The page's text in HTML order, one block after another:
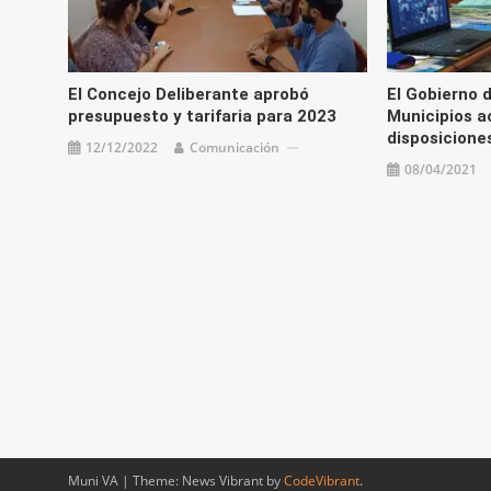
El Concejo Deliberante aprobó
presupuesto y tarifaria para 2023
12/12/2022 Comunicación
El Gobierno
Municipios
08/04/2021
Muni VA | Theme: News Vibrant byCodeVibrant.